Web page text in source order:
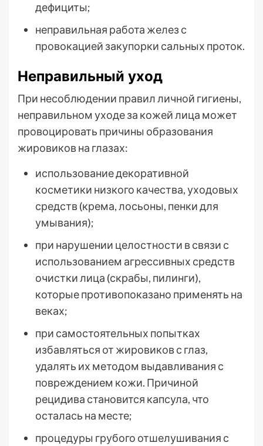
дефициты;
неправильная работа желез с
провокацией закупорки сальных проток.
Неправильный уход
При несоблюдении правил личной гигиены,
неправильном уходе за кожей лица может
провоцировать причины образования
жировиков на глазах:
использование декоративной
косметики низкого качества, уходовых
средств (крема, лосьоны, пенки для
умывания);
при нарушении целостности в связи с
использованием агрессивных средств
очистки лица (скрабы, пилинги),
которые противопоказано применять на
веках;
при самостоятельных попытках
избавляться от жировиков с глаз,
удалять их методом выдавливания с
повреждением кожи. Причиной
рецидива становится капсула, что
осталась на месте;
процедуры грубого отшелушивания с